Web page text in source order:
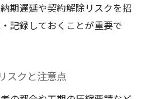
期遅延や契約解除リスクを招
記録しておくことが重要で
スクと注意点